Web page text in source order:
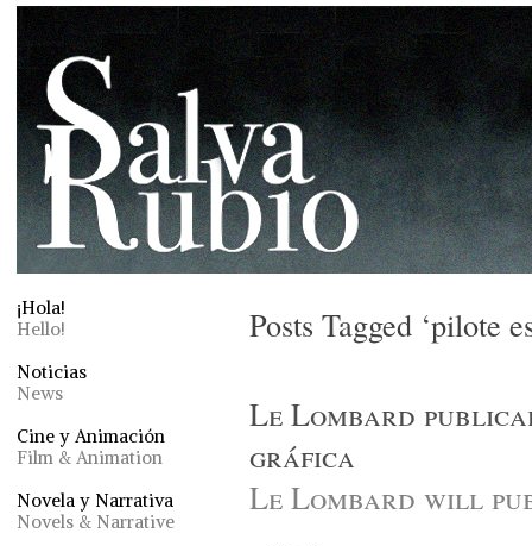
¡Hola!
Hello!
Noticias
News
Cine y Animación
Film & Animation
Novela y Narrativa
Novels & Narrative
Posts Tagged ‘pilote
Le Lombard
gráfica
Le Lombard will